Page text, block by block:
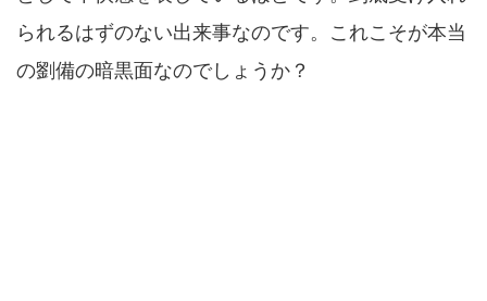
られるはずのない出来事なのです。これこそが本当
の劉備の暗黒面なのでしょうか？